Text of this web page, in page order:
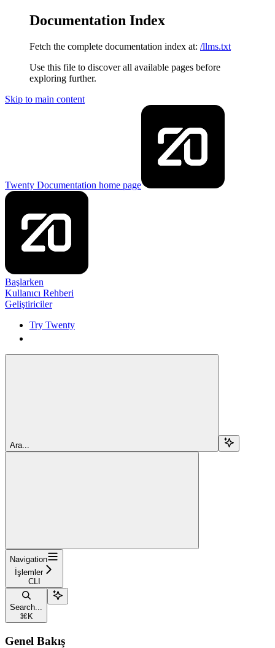
Documentation Index
Fetch the complete documentation index at: /llms.txt
Use this file to discover all available pages before
exploring further.
Skip to main content
Twenty Documentation home page
Başlarken
Kullanıcı Rehberi
Geliştiriciler
Try Twenty
Ara...
Navigation
İşlemler
CLI
Search...
⌘ K
Genel Bakış